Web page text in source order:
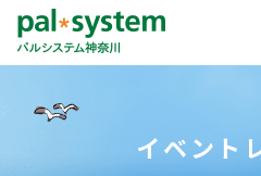
イベント